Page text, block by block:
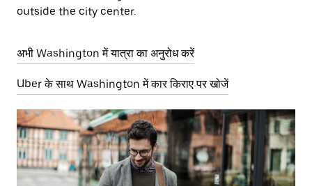
outside the city center.
अभी Washington में यात्रा का अनुरोध करें
Uber के साथ Washington में कार किराए पर खोजें